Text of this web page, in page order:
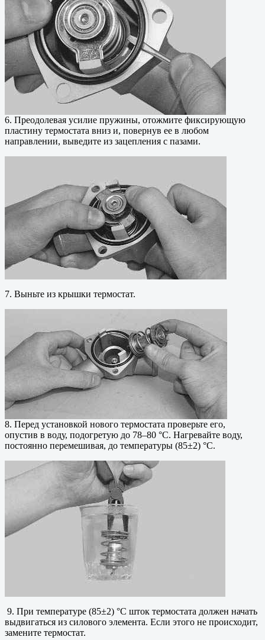
6. Преодолевая усилие пружины, отожмите фиксирующую
пластину термостата вниз и, повернув ее в любом
направлении, выведите из зацепления с пазами.
7. Выньте из крышки термостат.
8. Перед установкой нового термостата проверьте его,
опустив в воду, подогретую до 78–80 °С. Нагревайте воду,
постоянно перемешивая, до температуры (85±2) °С.
9. При температуре (85±2) °С шток термостата должен начать
выдвигаться из силового элемента. Если этого не происходит,
замените термостат.